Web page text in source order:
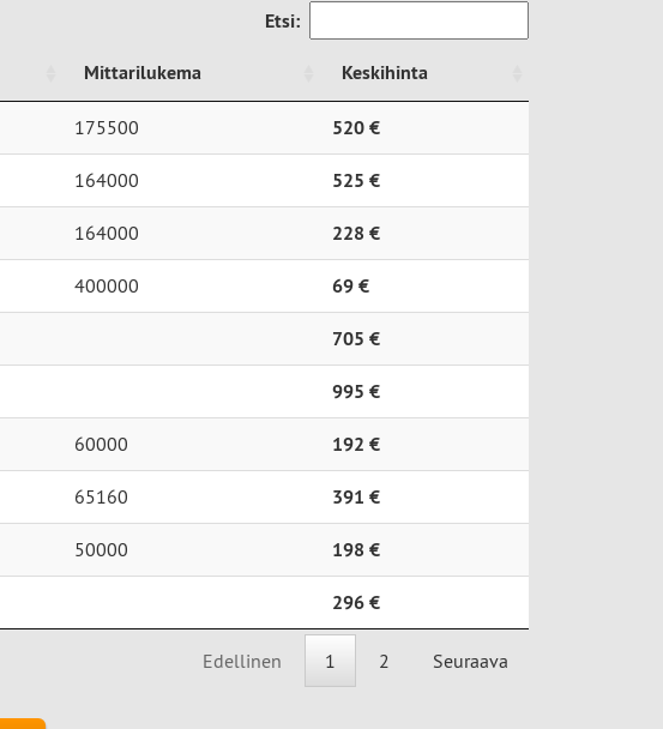
Etsi:
Mittarilukema
Keskihinta
Mittarilukema Keskihinta
175500 520 €
164000 525 €
164000 228 €
400000 69 €
705 €
995 €
60000 192 €
65160 391 €
50000 198 €
296 €
Edellinen 1 2 Seuraava